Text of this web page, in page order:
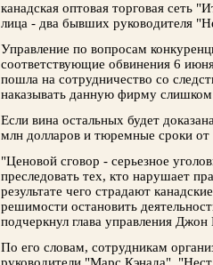
канадская оптовая торговая сеть
лица - два бывших руководителя
Управление по вопросам
соответствующие обвинения 6
пошла на сотрудничество со
наказывать данную фирму
Если вина остальных будет
млн долларов и тюремные сроки от
"Ценовой сговор - серьезное
преследовать тех, кто нарушает
результате чего страдают
решимости остановить
подчеркнул глава управления
По его словам, сотрудникам